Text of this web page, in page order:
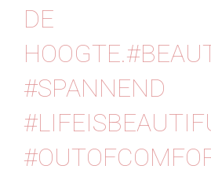
DE
#SPANNEND